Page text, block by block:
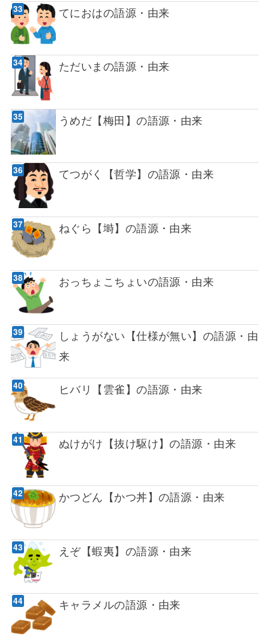
てにおはの語源・由来
ただいまの語源・由来
うめだ【梅田】の語源・由来
てつがく【哲学】の語源・由来
ねぐら【塒】の語源・由来
おっちょこちょいの語源・由来
しょうがない【仕様が無い】の語源・由
来
ヒバリ【雲雀】の語源・由来
ぬけがけ【抜け駆け】の語源・由来
かつどん【かつ丼】の語源・由来
えぞ【蝦夷】の語源・由来
キャラメルの語源・由来